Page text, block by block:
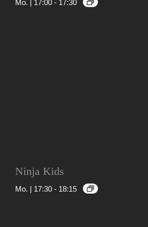
Mo. | 17:00 - 17:30
Ninja Kids
Mo. | 17:30 - 18:15